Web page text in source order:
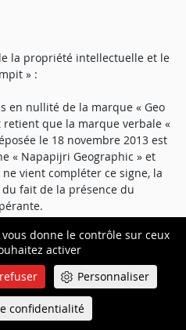
donne le contrôle sur ceux
activer
Personnaliser
confidentialité
la propriété intellectuelle et le
» :
en nullité de la marque « Geo
retient que la marque verbale «
le 18 novembre 2013 est
« Napapijri Geographic » et
vient compléter ce signe, la
fait de la présence du
circonstances factuelles ne
déposant la marque n° 4 048
de participer de manière
mais avait l'intention de
conforme aux usages
VF.